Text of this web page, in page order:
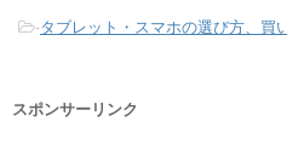
-タブレット・スマホの選び方、買
スポンサーリンク